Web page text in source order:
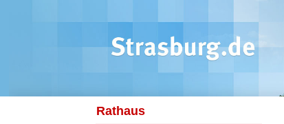
Rathaus